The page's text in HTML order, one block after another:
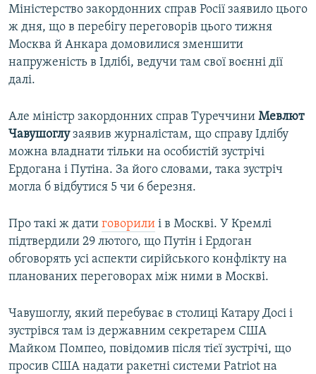
Міністерство закордонних справ Росії заявило цього
ж дня, що в перебігу переговорів цього тижня
Москва й Анкара домовилися зменшити
напруженість в Ідлібі, ведучи там свої воєнні дії
далі.
Але міністр закордонних справ Туреччини Мевлют
Чавушоглузаявив журналістам, що справу Ідлібу
можна владнати тільки на особистій зустрічі
Ердогана і Путіна. За його словами, така зустріч
могла б відбутися 5 чи 6 березня.
Про такі ж дати говорили і в Москві. У Кремлі
підтвердили 29 лютого, що Путін і Ердоган
обговорять усі аспекти сирійського конфлікту на
планованих переговорах між ними в Москві.
Чавушоглу, який перебуває в столиці Катару Досі і
зустрівся там із державним секретарем США
Майком Помпео, повідомив після тієї зустрічі, що
просив США надати ракетні системи Patriot на